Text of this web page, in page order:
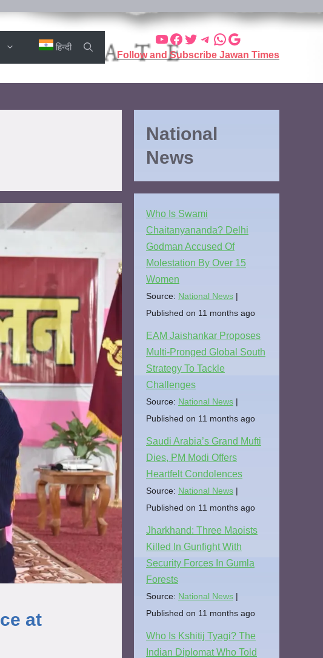
हिन्दी
Follow and Subscribe Jawan Times
at
National
News
Who Is Swami
Chaitanyananda? Delhi
Godman Accused Of
Molestation By Over 15
Women
Source: National News
Published on 11 months ago
EAM Jaishankar Proposes
Multi-Pronged Global South
Strategy To Tackle
Challenges
Source: National News
Published on 11 months ago
Saudi Arabia’s Grand Mufti
Dies, PM Modi Offers
Heartfelt Condolences
Source: National News
Published on 11 months ago
Jharkhand: Three Maoists
Killed In Gunfight With
Security Forces In Gumla
Forests
Source: National News
Published on 11 months ago
Who Is Kshitij Tyagi? The
Indian Diplomat Who Told